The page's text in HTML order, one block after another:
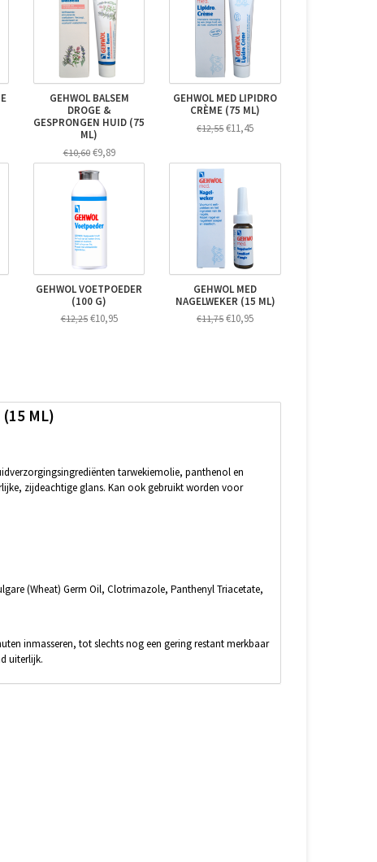
GEHWOL BALSEM
DROGE &
GESPRONGEN HUID (75
ML)
€10,60€9,89
GEHWOL MED LIPIDRO
CRÈME (75 ML)
€12,55 €11,45
GEHWOL VOETPOEDER
(100 G)
€12,25€10,95
GEHWOL MED
NAGELWEKER (15 ML)
€11,75 €10,95
(15 ML)
tarwekiemolie, panthenol en
zijdeachtige glans. Kan ook gebruikt worden voor
(Wheat) Germ Oil, Clotrimazole, Panthenyl Triacetate,
inmasseren, tot slechts nog een gering restant merkbaar
uiterlijk.